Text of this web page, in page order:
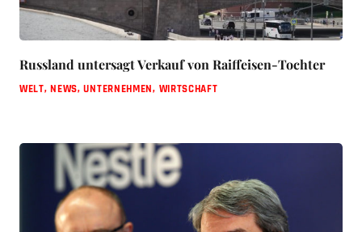
Russland untersagt Verkauf von Raiffeisen-Tochter
WELT,NEWS,UNTERNEHMEN, WIRTSCHAFT